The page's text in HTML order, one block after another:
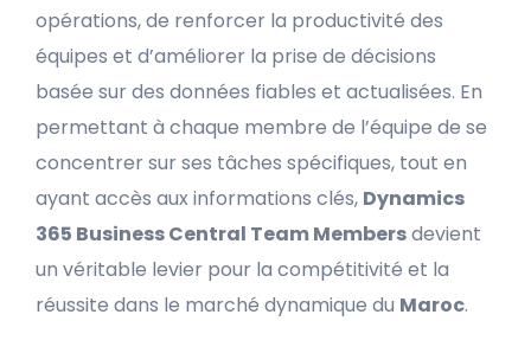
opérations, de renforcer la productivité des
équipes et d’améliorer la prise de décisions
basée sur des données fiables et actualisées. En
permettant à chaque membre de l’équipe de se
concentrer sur ses tâches spécifiques, tout en
ayant accès aux informations clés, Dynamics
365 Business Central Team Membersdevient
un véritable levier pour la compétitivité et la
réussite dans le marché dynamique du Maroc.